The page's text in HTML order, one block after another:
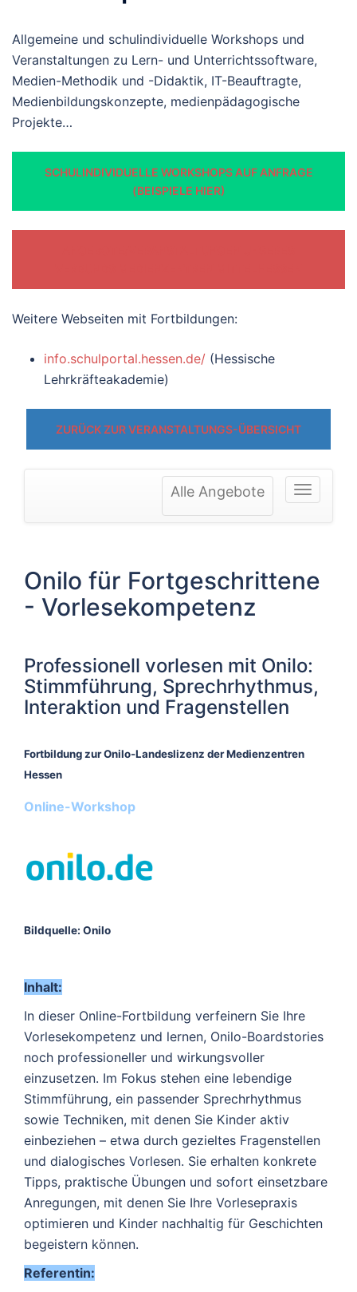
Allgemeine und schulindividuelle Workshops und
Veranstaltungen zu Lern- und Unterrichtssoftware,
Medien-Methodik und -Didaktik, IT-Beauftragte,
Medienbildungskonzepte, medienpädagogische
Projekte…
SCHULINDIVIDUELLE WORKSHOPS AUF ANFRAGE
(BEISPIELE HIER)
Weitere Webseiten mit Fortbildungen:
info.schulportal.hessen.de/ (Hessische
Lehrkräfteakademie)
ZURÜCK ZUR VERANSTALTUNGS-ÜBERSICHT
Alle Angebote
Onilo für Fortgeschrittene
- Vorlesekompetenz
Professionell vorlesen mit Onilo:
Stimmführung, Sprechrhythmus,
Interaktion und Fragenstellen
Fortbildung zur Onilo-Landeslizenz der Medienzentren
Hessen
Online-Workshop
Bildquelle: Onilo
Inhalt:
In dieser Online-Fortbildung verfeinern Sie Ihre
Vorlesekompetenz und lernen, Onilo-Boardstories
noch professioneller und wirkungsvoller
einzusetzen. Im Fokus stehen eine lebendige
Stimmführung, ein passender Sprechrhythmus
sowie Techniken, mit denen Sie Kinder aktiv
einbeziehen – etwa durch gezieltes Fragenstellen
und dialogisches Vorlesen. Sie erhalten konkrete
Tipps, praktische Übungen und sofort einsetzbare
Anregungen, mit denen Sie Ihre Vorlesepraxis
optimieren und Kinder nachhaltig für Geschichten
begeistern können.
Referentin: